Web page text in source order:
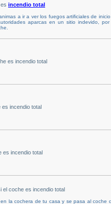
incendio total
a ir a ver los fuegos artificiales de
aparcas en un sitio indevido, por
es incendio total
es incendio total
es incendio total
el coche es incendio total
la cochera de tu casa y se pasa al coche